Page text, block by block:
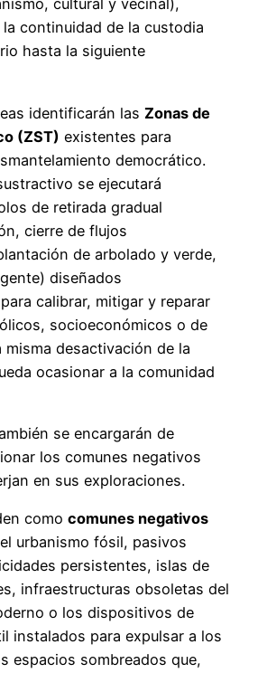
cultural y vecinal),
continuidad de la custodia
hasta la siguiente
identificarán las Zonas de
(ZST) existentes para
democrático.
se ejecutará
de retirada gradual
cierre de flujos
de arbolado y verde,
diseñados
calibrar, mitigar y reparar
socioeconómicos o de
misma desactivación de la
ocasionar a la comunidad
se encargarán de
los comunes negativos
en sus exploraciones.
como comunes negativos
urbanismo fósil, pasivos
persistentes, islas de
infraestructuras obsoletas del
o los dispositivos de
instalados para expulsar a los
espacios sombreados que,